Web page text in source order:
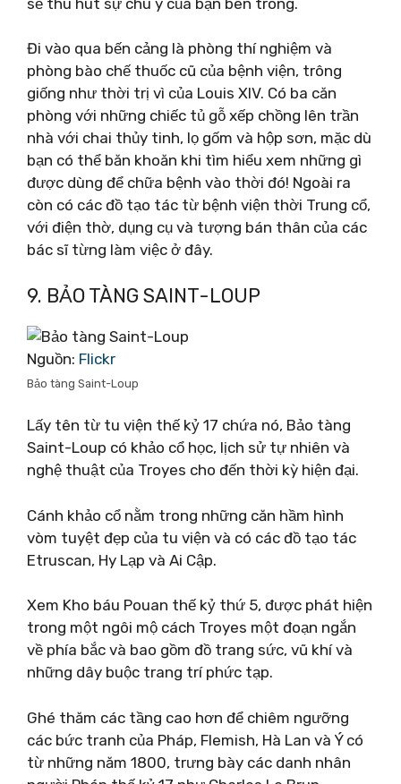
Đi vào qua bến cảng là phòng thí nghiệm và
phòng bào chế thuốc cũ của bệnh viện, trông
giống như thời trị vì của Louis XIV. Có ba căn
phòng với những chiếc tủ gỗ xếp chồng lên trần
nhà với chai thủy tinh, lọ gốm và hộp sơn, mặc dù
bạn có thể băn khoăn khi tìm hiểu xem những gì
được dùng để chữa bệnh vào thời đó! Ngoài ra
còn có các đồ tạo tác từ bệnh viện thời Trung cổ,
với điện thờ, dụng cụ và tượng bán thân của các
bác sĩ từng làm việc ở đây.
9. BẢO TÀNG SAINT-LOUP
Nguồn: Flickr
Bảo tàng Saint-Loup
Lấy tên từ tu viện thế kỷ 17 chứa nó, Bảo tàng
Saint-Loup có khảo cổ học, lịch sử tự nhiên và
nghệ thuật của Troyes cho đến thời kỳ hiện đại.
Cánh khảo cổ nằm trong những căn hầm hình
vòm tuyệt đẹp của tu viện và có các đồ tạo tác
Etruscan, Hy Lạp và Ai Cập.
Xem Kho báu Pouan thế kỷ thứ 5, được phát hiện
trong một ngôi mộ cách Troyes một đoạn ngắn
về phía bắc và bao gồm đồ trang sức, vũ khí và
những dây buộc trang trí phức tạp.
Ghé thăm các tầng cao hơn để chiêm ngưỡng
các bức tranh của Pháp, Flemish, Hà Lan và Ý có
từ những năm 1800, trưng bày các danh nhân